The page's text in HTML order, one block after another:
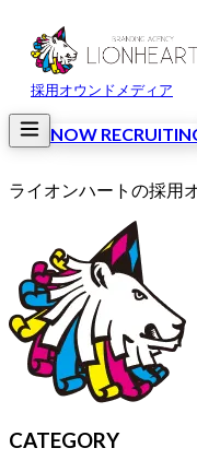
採用オウンドメディア
NOW
ライオンハートの採用
CATEGORY